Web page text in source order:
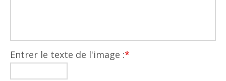
Entrer le texte de l'image :*